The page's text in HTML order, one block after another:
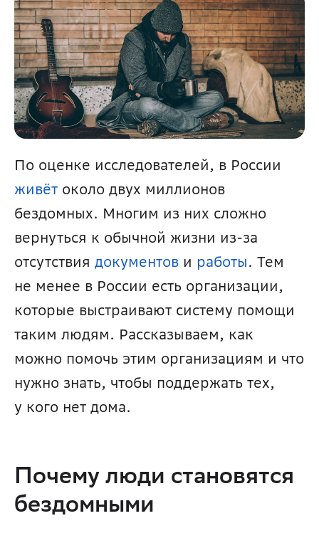
живёт около двух миллионов
бездомных. Многим из них сложно
вернуться к обычной жизни из-за
отсутствия документов и работы. Тем
не менее в России есть организации,
которые выстраивают систему помощи
таким людям. Рассказываем, как
можно помочь этим организациям и что
нужно знать, чтобы поддержать тех,
у кого нет дома.
Почему люди становятся
бездомными